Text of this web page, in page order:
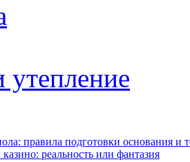
утепление
правила подготовки основания и
реальность или фантазия